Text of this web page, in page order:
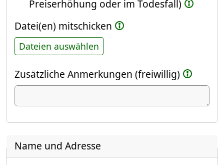
Preiserhöhung oder im Todesfall)
Datei(en) mitschicken
Dateien auswählen
Zusätzliche Anmerkungen (freiwillig)
Name und Adresse